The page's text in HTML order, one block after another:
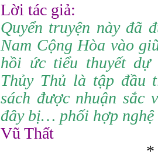
Lời tác giả:
Quyển truyện này đã
Nam Cộng Hòa vào
hồi ức tiểu thuyết
Thủy Thủ là tập đầu
sách được nhuận sắc
đây bị… phối hợp
Vũ Thất
*